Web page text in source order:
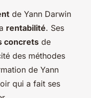
de Yann Darwin
rentabilité. Ses
concrets de
des méthodes
de Yann
qui a fait ses